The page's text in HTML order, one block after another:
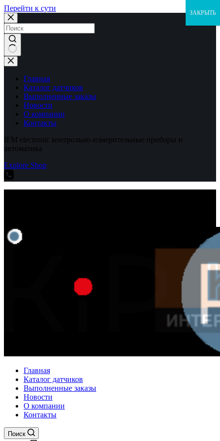
Перейти к сути
Ничего
не
найденоГлавная
Каталог датчиков
Выполненные заказы
Новости
О компании
Контакты
IFM electronic контрольно-измерительные приборы и
автоматика
Explore Shop
Главная
Каталог датчиков
Выполненные заказы
Новости
О компании
Контакты
Поиск
ЗАКРЫТЬ